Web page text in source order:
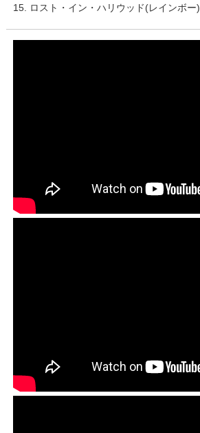
15. ロスト・イン・ハリウッド(レインボー)